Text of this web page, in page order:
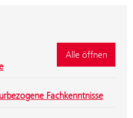
Alle öffnen
Fachkenntnisse